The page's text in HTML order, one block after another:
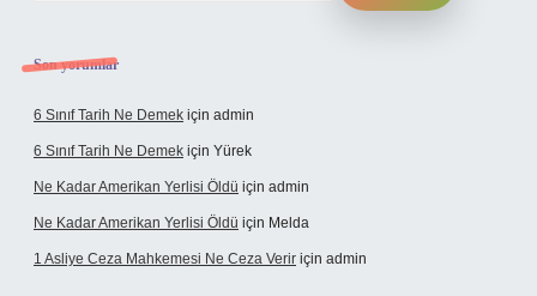
Son yorumlar
6 Sınıf Tarih Ne Demek için admin
6 Sınıf Tarih Ne Demek için Yürek
Ne Kadar Amerikan Yerlisi Öldü için admin
Ne Kadar Amerikan Yerlisi Öldü için Melda
1 Asliye Ceza Mahkemesi Ne Ceza Verir için admin